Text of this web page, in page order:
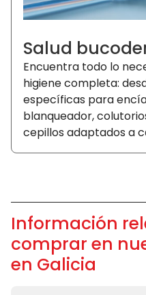
Salud
Encuentra todo lo
higiene completa:
específicas para
blanqueador,
cepillos adaptados a
Información
comprar en
en Galicia